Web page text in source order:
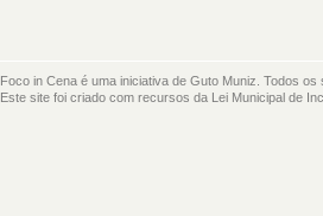
Foco in Cena é uma iniciativa de Guto Muniz. Todos
Este site foi criado com recursos da Lei Municipal de